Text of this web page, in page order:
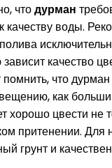
чтодурман
качеству воды.
качество
что дурман
как
хорошо цвести не
притенении. Для
грунт и